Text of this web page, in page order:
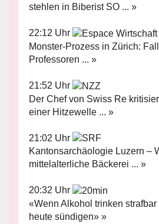
stehlen in Biberist SO ... »
22:12 Uhr
Monster-Prozess in Zürich:
Professoren ... »
21:52 Uhr
Der Chef von Swiss Re
einer Hitzewelle ... »
21:02 Uhr
Kantonsarchäologie Luzern –
mittelalterliche Bäckerei ... »
20:32 Uhr
«Wenn Alkohol trinken
heute sündigen» »